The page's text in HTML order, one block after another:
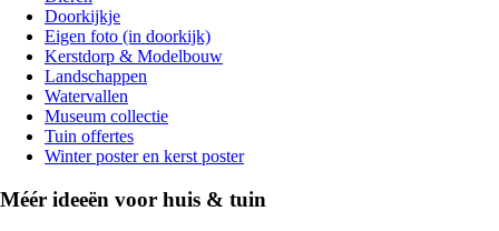
Doorkijkje
Eigen foto (in doorkijk)
Kerstdorp & Modelbouw
Landschappen
Watervallen
Museum collectie
Tuin offertes
Winter poster en kerst poster
Méér ideeën voor huis & tuin